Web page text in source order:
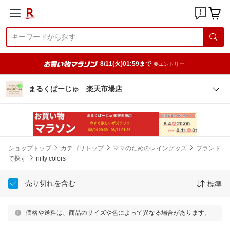
8/11(火)01:59まで 要エントリー
まるくぱーじゅ 楽天市場店
ショップトップ カテゴリトップ ママのためのレイングッズ
ブランド
で探す
nifty colors
売り切れを含む 標準
価格や送料は、商品のサイズや色によって異なる場合があります。